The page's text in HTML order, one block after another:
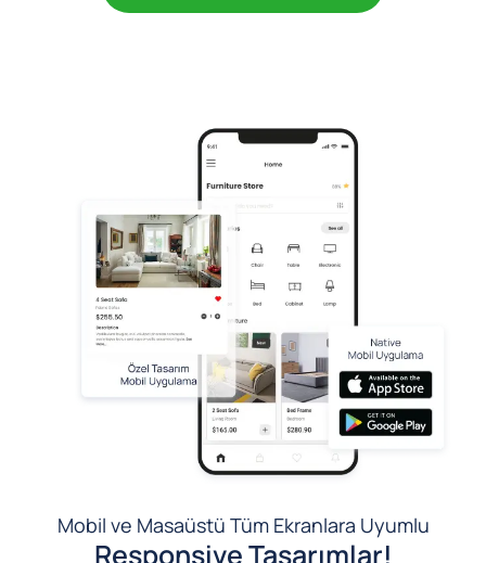
Mobil ve Masaüstü Tüm Ekranlara Uyumlu
Responsive Tasarımlar!